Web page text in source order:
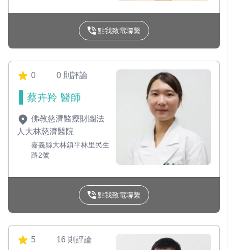
點我致電聯繫
0 0 則評論
蔡卉羚 醫師
佛教慈濟醫療財團法
人大林慈濟醫院
嘉義縣大林鎮平林里民生
路2號
點我致電聯繫
5 16 則評論